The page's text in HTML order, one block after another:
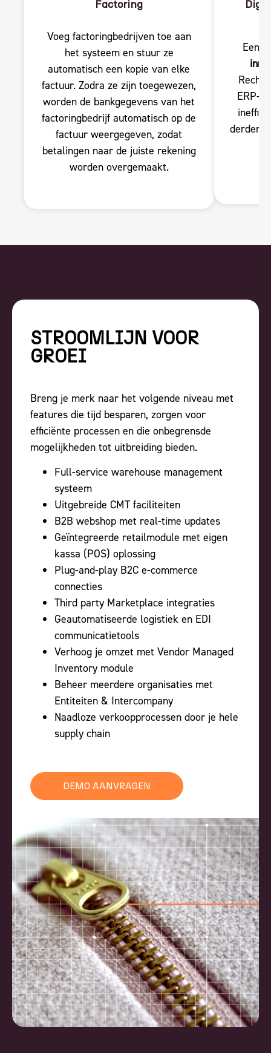
Factoring
Voeg factoringbedrijven toe aan
het systeem en stuur ze
automatisch een kopie van elke
factuur. Zodra ze zijn toegewezen,
worden de bankgegevens van het
factoringbedrijf automatisch op de
factuur weergegeven, zodat
betalingen naar de juiste rekening
worden overgemaakt.
Een
ERP-
derden
STROOMLIJN VOOR
GROEI
Breng je merk naar het volgende niveau met
features die tijd besparen, zorgen voor
efficiënte processen en die onbegrensde
mogelijkheden tot uitbreiding bieden.
Full-service warehouse management
systeem
Uitgebreide CMT faciliteiten
B2B webshop met real-time updates
Geïntegreerde retailmodule met eigen
kassa (POS) oplossing
Plug-and-play B2C e-commerce
connecties
Third party Marketplace integraties
Geautomatiseerde logistiek en EDI
communicatietools
Verhoog je omzet met Vendor Managed
Inventory module
Beheer meerdere organisaties met
Entiteiten & Intercompany
Naadloze verkoopprocessen door je hele
supply chain
DEMO AANVRAGEN